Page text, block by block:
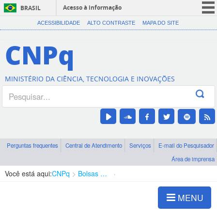
BRASIL
Acesso à informação
CORONAVÍRUS (COVID-19)
Canais
ACESSIBILIDADE ALTO CONTRASTE MAPA DO SITE
CNPq
MINISTÉRIO DA CIÊNCIA, TECNOLOGIA E INOVAÇÕES
Perguntas frequentes Central de Atendimento Serviços
E-mail do Pesquisador
Área de imprensa
Você está aqui:CNPq Bolsas e Auxílios Vigentes
MENU